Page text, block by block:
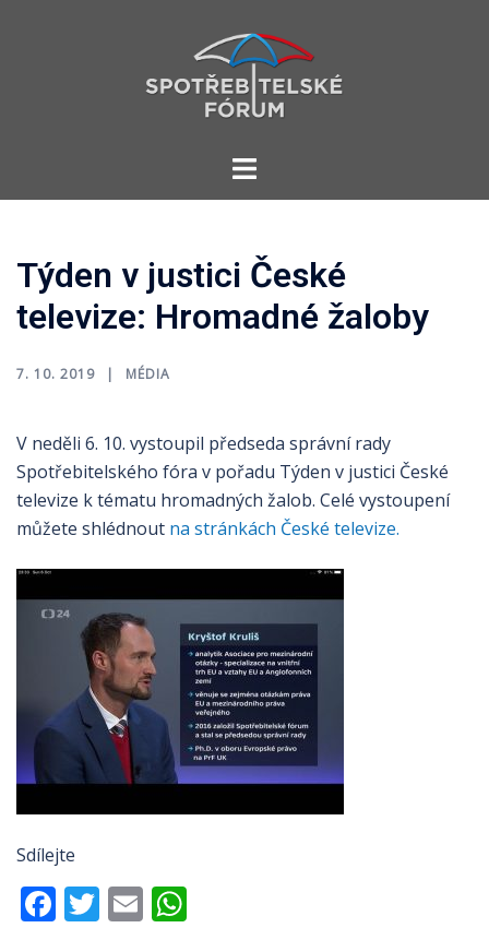
Toggle
Týden v justici České
televize: Hromadné žaloby
7. 10. 2019 MÉDIA
V neděli 6. 10. vystoupil předseda správní rady
Spotřebitelského fóra v pořadu Týden v justici České
televize k tématu hromadných žalob. Celé vystoupení
můžete shlédnout na stránkách České televize.
Sdílejte
Facebook
Twitter
Email